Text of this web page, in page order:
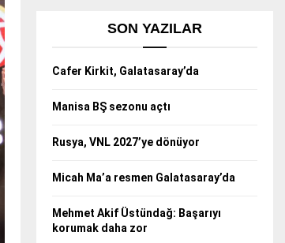
SON YAZILAR
Cafer Kirkit, Galatasaray’da
Manisa BŞ sezonu açtı
Rusya, VNL 2027’ye dönüyor
Micah Ma’a resmen Galatasaray’da
Mehmet Akif Üstündağ: Başarıyı
korumak daha zor